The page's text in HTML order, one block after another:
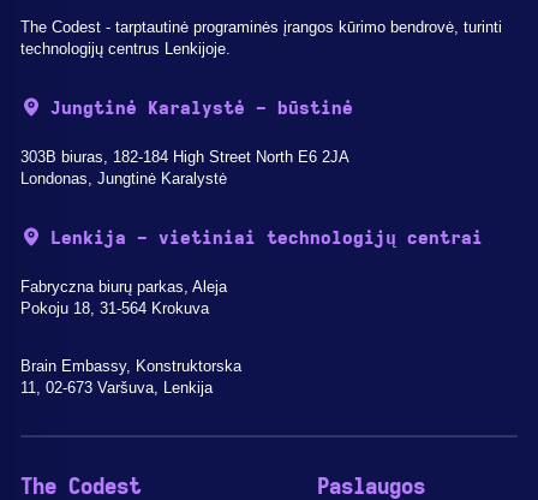
The Codest - tarptautinė programinės įrangos kūrimo bendrovė, turinti
technologijų centrus Lenkijoje.
Jungtinė Karalystė - būstinė
303B biuras, 182-184 High Street North E6 2JA
Londonas, Jungtinė Karalystė
Lenkija - vietiniai technologijų centrai
Fabryczna biurų parkas, Aleja
Pokoju 18, 31-564 Krokuva
Brain Embassy, Konstruktorska
11, 02-673 Varšuva, Lenkija
The Codest Paslaugos